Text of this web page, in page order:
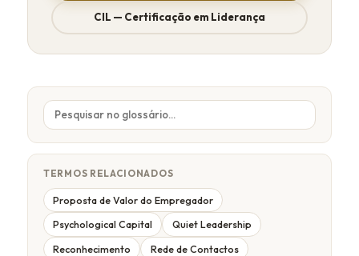
CIL — Certificação em Liderança
TERMOS RELACIONADOS
Proposta de Valor do Empregador
Psychological Capital Quiet Leadership
Reconhecimento Rede de Contactos